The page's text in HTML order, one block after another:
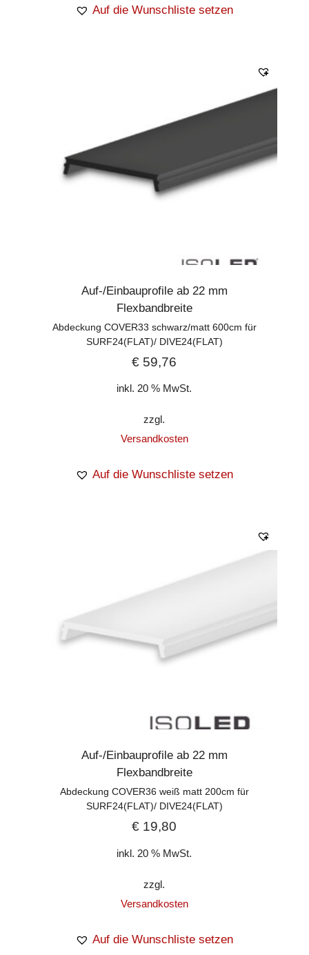
Auf die Wunschliste setzen
Auf-/Einbauprofile ab 22 mm
Flexbandbreite
Abdeckung COVER33 schwarz/matt 600cm für
SURF24(FLAT)/ DIVE24(FLAT)
€ 59,76
inkl. 20 % MwSt.
zzgl.
Versandkosten
Auf die Wunschliste setzen
Auf-/Einbauprofile ab 22 mm
Flexbandbreite
Abdeckung COVER36 weiß matt 200cm für
SURF24(FLAT)/ DIVE24(FLAT)
€ 19,80
inkl. 20 % MwSt.
zzgl.
Versandkosten
Auf die Wunschliste setzen